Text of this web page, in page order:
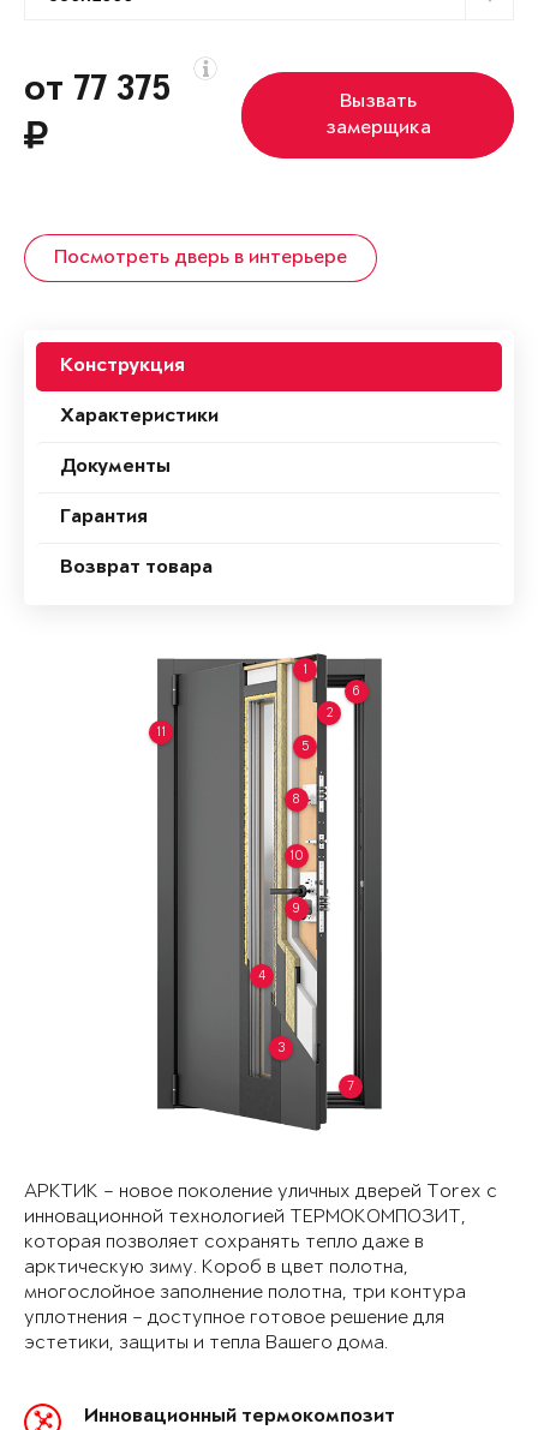
от 77 375
Вызвать
замерщика
Посмотреть дверь в интерьере
Конструкция
Характеристики
Документы
Гарантия
Возврат товара
1
2
3
4
5
6
7
8
9
10
11
АРКТИК – новое поколение уличных дверей Torex с
инновационной технологией ТЕРМОКОМПОЗИТ,
которая позволяет сохранять тепло даже в
арктическую зиму. Короб в цвет полотна,
многослойное заполнение полотна, три контура
уплотнения – доступное готовое решение для
эстетики, защиты и тепла Вашего дома.
Инновационный термокомпозит